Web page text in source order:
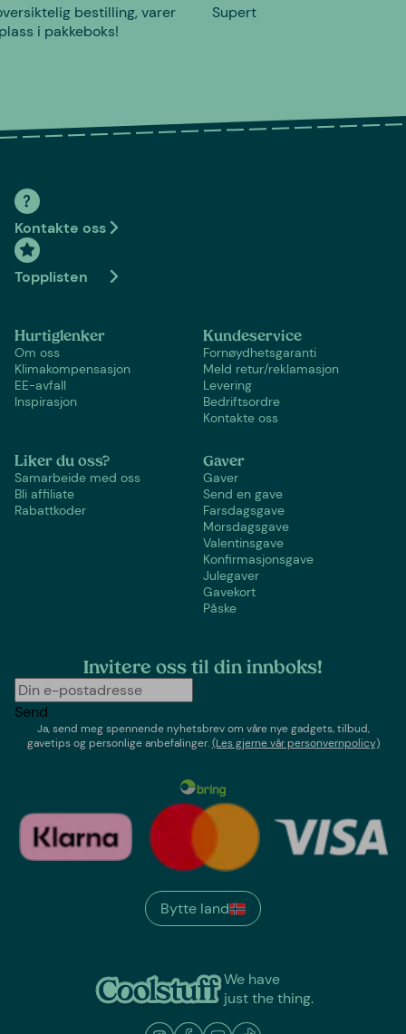
bestilling, varer
i pakkeboks!
Supert
Kontakte oss
Topplisten
Hurtiglenker
Om oss
Klimakompensasjon
EE-avfall
Inspirasjon
Kundeservice
Fornøydhetsgaranti
Meld retur/reklamasjon
Levering
Bedriftsordre
Kontakte oss
Liker du oss?
Samarbeide med oss
Bli affiliate
Rabattkoder
Gaver
Gaver
Send en gave
Farsdagsgave
Morsdagsgave
Valentinsgave
Konfirmasjonsgave
Julegaver
Gavekort
Påske
Invitere oss til din innboks!
Send
Ja, send meg spennende nyhetsbrev om våre nye gadgets, tilbud,
gavetips og personlige anbefalinger.(Les gjerne vår personvernpolicy)
We have
just the thing.
Bytte land